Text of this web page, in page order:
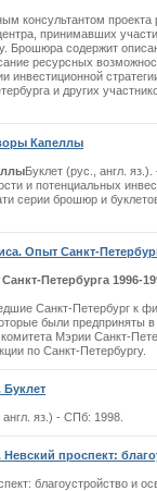
консультантом проекта
принимавших
Брошюра содержит
ресурсных
инвестиционной
и других
Капеллы
Буклет (рус., англ.
и потенциальных
серии брошюр и
Опыт Санкт-
Петербурга 1996-
Санкт-Петербург к
были предприняты
Мэрии Санкт-
по Санкт-Петербургу.
Буклет
яз.) - СПб: 1998.
проспект:
благоустройство и